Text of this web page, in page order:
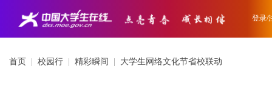
登录/
首页 校园行 精彩瞬间 大学生网络文化节省校联动